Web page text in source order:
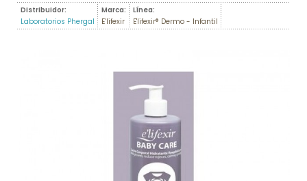
Distribuidor:
Laboratorios Phergal
Marca:
E’lifexir
Línea:
E'lifexir® Dermo - Infantil